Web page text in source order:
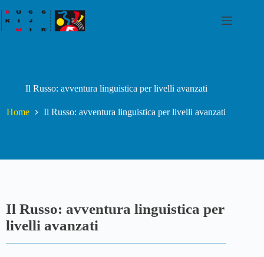
Il Russo: avventura linguistica per livelli avanzati
Home Il Russo: avventura linguistica per livelli avanzati
Il Russo: avventura linguistica per
livelli avanzati